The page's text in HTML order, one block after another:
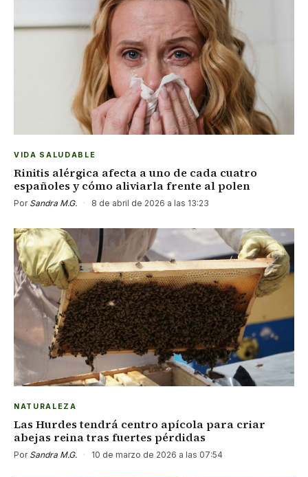
VIDA SALUDABLE
Rinitis alérgica afecta a uno de cada cuatro
españoles y cómo aliviarla frente al polen
Por Sandra M.G. · 8 de abril de 2026 a las 13:23
NATURALEZA
Las Hurdes tendrá centro apícola para criar
abejas reina tras fuertes pérdidas
Por Sandra M.G. · 10 de marzo de 2026 a las 07:54